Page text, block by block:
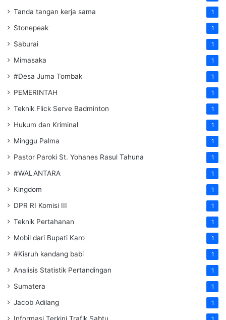
Tanda tangan kerja sama 1
Stonepeak 1
Saburai 1
Mimasaka 1
#Desa Juma Tombak 1
PEMERINTAH 1
Teknik Flick Serve Badminton 1
Hukum dan Kriminal 1
Minggu Palma 1
Pastor Paroki St. Yohanes Rasul Tahuna 1
#WALANTARA 1
Kingdom 1
DPR RI Komisi III 1
Teknik Pertahanan 1
Mobil dari Bupati Karo 1
#Kisruh kandang babi 1
Analisis Statistik Pertandingan 1
Sumatera 1
Jacob Adilang 1